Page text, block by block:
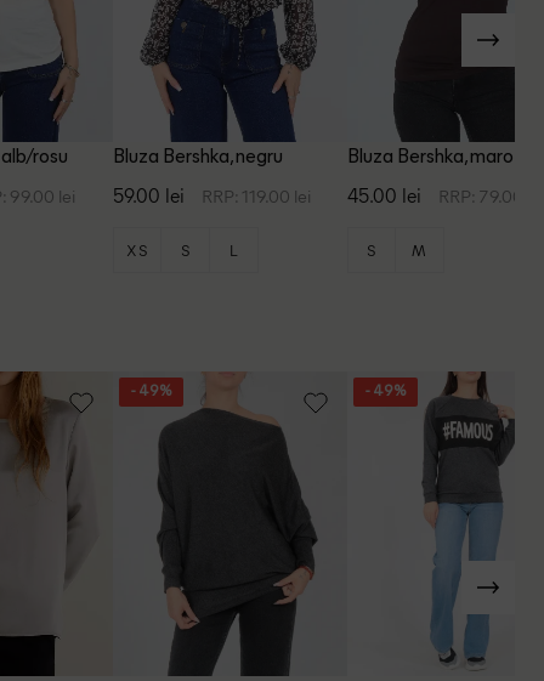
rosu
99.00 lei
Bluza Bershka, negru
59.00 lei RRP: 119.00 lei
XS S L
Bluza Bershka, maro
45.00 lei RRP: 79.00 lei
S M
- 49% - 49%